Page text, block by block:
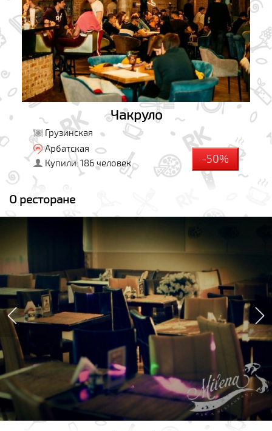
Чакруло
Грузинская
Арбатская
Купили: 186 человек
-50%
О ресторане